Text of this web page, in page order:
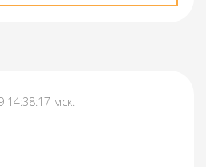
14:38:17 мск.